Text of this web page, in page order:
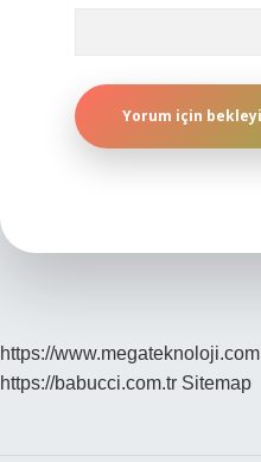
https://www.megateknoloji.com
https://babucci.com.tr Sitemap